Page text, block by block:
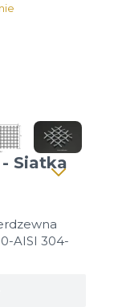
Siatka
AISI 304-